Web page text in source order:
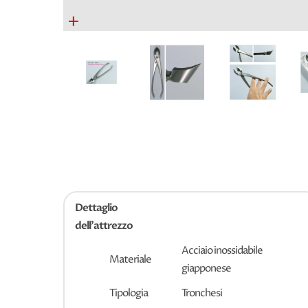
+
Dettaglio
dell'attrezzo
Materiale
Acciaio inossidabile
giapponese
Tipologia
Tronchesi